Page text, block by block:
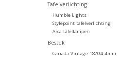
Tafelverlichting
Humble Lights
Stylepoint tafelverlichting
Arca tafellampen
Bestek
Canada Vintage 18/04 4mm